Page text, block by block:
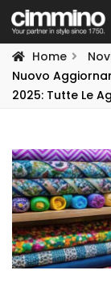
Home
Nuovo
2025: Tutte Le